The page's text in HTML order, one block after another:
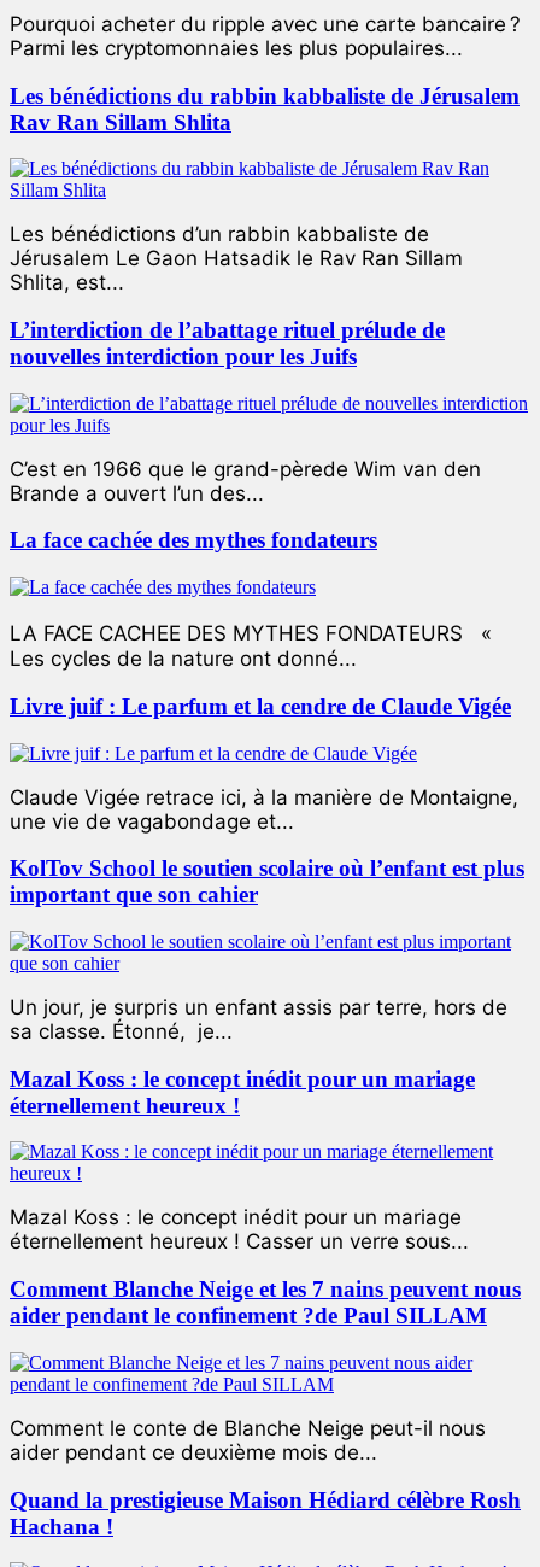
Pourquoi acheter du ripple avec une carte bancaire ?
Parmi les cryptomonnaies les plus populaires...
Les bénédictions du rabbin kabbaliste de Jérusalem
Rav Ran Sillam Shlita
Les bénédictions d’un rabbin kabbaliste de
Jérusalem Le Gaon Hatsadik le Rav Ran Sillam
Shlita, est...
L’interdiction de l’abattage rituel prélude de
nouvelles interdiction pour les Juifs
C’est en 1966 que le grand-pèrede Wim van den
Brande a ouvert l’un des...
La face cachée des mythes fondateurs
LA FACE CACHEE DES MYTHES FONDATEURS «
Les cycles de la nature ont donné...
Livre juif : Le parfum et la cendre de Claude Vigée
Claude Vigée retrace ici, à la manière de Montaigne,
une vie de vagabondage et...
KolTov School le soutien scolaire où l’enfant est plus
important que son cahier
Un jour, je surpris un enfant assis par terre, hors de
sa classe. Étonné, je...
Mazal Koss : le concept inédit pour un mariage
éternellement heureux !
Mazal Koss : le concept inédit pour un mariage
éternellement heureux ! Casser un verre sous...
Comment Blanche Neige et les 7 nains peuvent nous
aider pendant le confinement ?de Paul SILLAM
Comment le conte de Blanche Neige peut-il nous
aider pendant ce deuxième mois de...
Quand la prestigieuse Maison Hédiard célèbre Rosh
Hachana !